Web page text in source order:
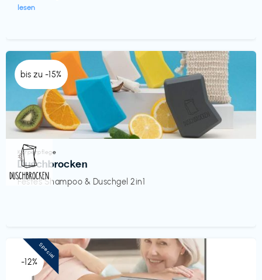
lesen
bis zu -15%
Körperpflege
Duschbrocken
Festes Shampoo & Duschgel 2in1
€‎
-12%
Special